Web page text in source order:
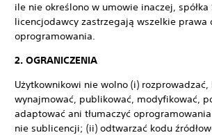
ile nie określono w umowie inaczej, spółka
licencjodawcy zastrzegają wszelkie prawa
oprogramowania.
2. OGRANICZENIA
Użytkownikowi nie wolno (i) rozprowadzać,
wynajmować, publikować, modyfikować,
adaptować ani tłumaczyć
nie sublicencji; (ii) odtwarzać kodu